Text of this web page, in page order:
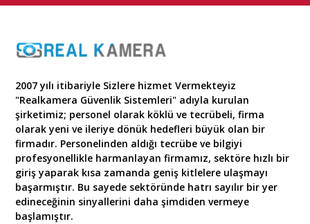
2007 yılı itibariyle Sizlere hizmet Vermekteyiz
"Realkamera Güvenlik Sistemleri" adıyla kurulan
şirketimiz; personel olarak köklü ve tecrübeli, firma
olarak yeni ve ileriye dönük hedefleri büyük olan bir
firmadır. Personelinden aldığı tecrübe ve bilgiyi
profesyonellikle harmanlayan firmamız, sektöre hızlı bir
giriş yaparak kısa zamanda geniş kitlelere ulaşmayı
başarmıştır. Bu sayede sektöründe hatrı sayılır bir yer
edineceğinin sinyallerini daha şimdiden vermeye
başlamıştır.